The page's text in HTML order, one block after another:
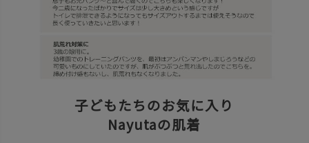
子どもたちのお気に入り
Nayutaの肌着